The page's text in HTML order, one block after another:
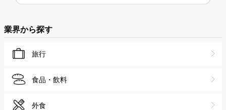
業界から探す
旅行
食品・飲料
外食